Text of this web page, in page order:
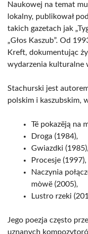
Naukowej na temat
lokalny, publikował
takich gazetach jak
„Głos Kaszub”. Od
Kreft, dokumentując
wydarzenia kulturalne
Stachurski jest
polskim i kaszubskim,
Të pokazëją na
Droga (1984),
Gwiazdki (1985),
Procesje (1997),
Naczynia
mòwë (2005),
Lustro rzeki
Jego poezja często
uznanych